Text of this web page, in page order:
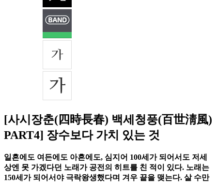
[사시장춘(四時長春) 백세청풍(百世淸風)
PART4] 장수보다 가치 있는 것
일흔에도 여든에도 아흔에도, 심지어 100세가 되어서도 저세
상엔 못 가겠다던 노래가 공전의 히트를 친 적이 있다. 노래는
150세가 되어서야 극락왕생했다며 겨우 끝을 맺는다. 살 수만